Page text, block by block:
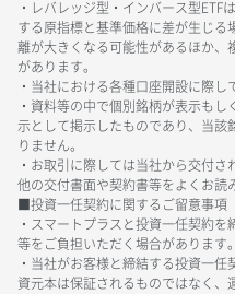
・レバレッジ型・インバース型ETF
する原指標と基準価格に差が生じる
離が大きくなる可能性があるほか、
があります。
・当社における各種口座開設に際し
・資料等の中で個別銘柄が表示も
示として掲示したものであり、当該
りません。
・お取引に際しては当社から交付
他の交付書面や契約書等をよくお読
■投資一任契約に関するご留意事項
・スマートプラスと投資一任契約
等をご負担いただく場合があります。
・当社がお客様と締結する投資一
資元本は保証されるものではなく、